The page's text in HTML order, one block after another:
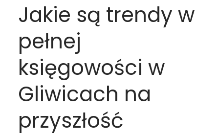
Jakie są trendy w
pełnej
księgowości w
Gliwicach na
przyszłość